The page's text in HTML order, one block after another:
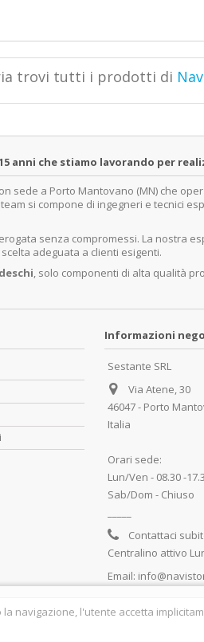
trovi tutti i prodotti di
anni che stiamo lavorando per
sede a Porto Mantovano (MN) che
si compone di ingegneri e tecnici
senza compromessi. La nostra
adeguata a clienti esigenti.
, solo componenti di alta qualità
Informazioni
Sestante SRL
Via Atene, 30
46047 - Porto
Italia
Orari sede:
Lun/Ven - 08.30 -
Sab/Dom - Chiuso
Contattaci
Centralino attivo
Email:
navigazione, l'utente accetta